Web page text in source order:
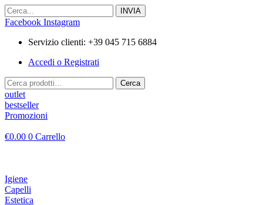
Vai
al
Facebook Instagram
Servizio clienti: +39 045 715 6884
Accedi o Registrati
Cerca:
Cerca
outlet
bestseller
Promozioni
€0.00 0 Carrello
Igiene
Capelli
Estetica